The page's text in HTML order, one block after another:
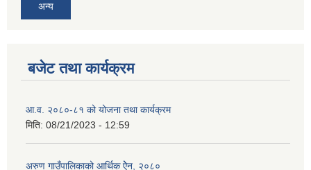
अन्य
बजेट तथा कार्यक्रम
आ.व. २०८०-८१ को योजना तथा कार्यक्रम
मिति: 08/21/2023 - 12:59
अरुण गाउँपालिकाको आर्थिक ऐेन, २०८०